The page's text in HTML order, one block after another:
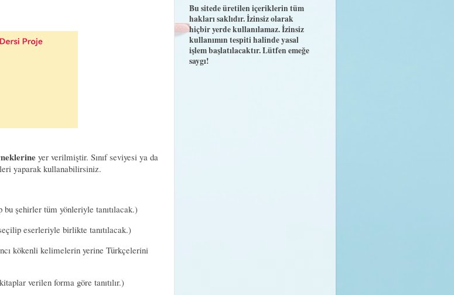
yer verilmiştir. Sınıf seviyesi ya da
yaparak kullanabilirsiniz.
şehirler tüm yönleriyle tanıtılacak.)
eserleriyle birlikte tanıtılacak.)
kökenli kelimelerin yerine Türkçelerini
verilen forma göre tanıtılır.)
Bu sitede üretilen içeriklerin tüm
hakları saklıdır. İzinsiz olarak
hiçbir yerde kullanılamaz. İzinsiz
kullanımın tespiti halinde yasal
işlem başlatılacaktır. Lütfen emeğe
saygı!